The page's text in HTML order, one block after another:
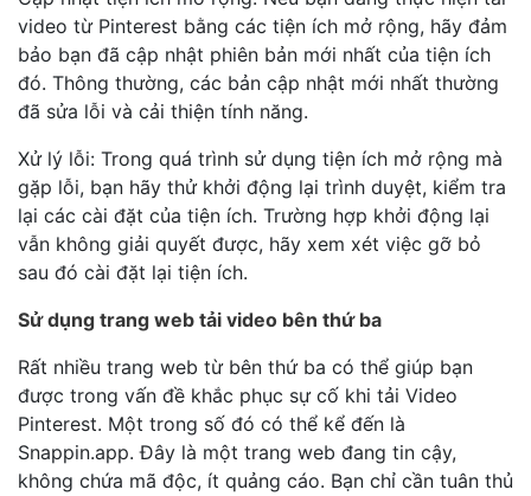
video từ Pinterest bằng các tiện ích mở rộng, hãy đảm
bảo bạn đã cập nhật phiên bản mới nhất của tiện ích
đó. Thông thường, các bản cập nhật mới nhất thường
đã sửa lỗi và cải thiện tính năng.
Xử lý lỗi: Trong quá trình sử dụng tiện ích mở rộng mà
gặp lỗi, bạn hãy thử khởi động lại trình duyệt, kiểm tra
lại các cài đặt của tiện ích. Trường hợp khởi động lại
vẫn không giải quyết được, hãy xem xét việc gỡ bỏ
sau đó cài đặt lại tiện ích.
Sử dụng trang web tải video bên thứ ba
Rất nhiều trang web từ bên thứ ba có thể giúp bạn
được trong vấn đề khắc phục sự cố khi tải Video
Pinterest. Một trong số đó có thể kể đến là
Snappin.app. Đây là một trang web đang tin cậy,
không chứa mã độc, ít quảng cáo. Bạn chỉ cần tuân thủ